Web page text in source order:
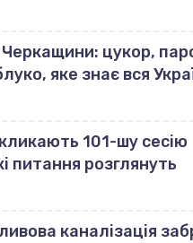
цукор,
яке знає вся
101-шу сесію
питання розглянуть
каналізація